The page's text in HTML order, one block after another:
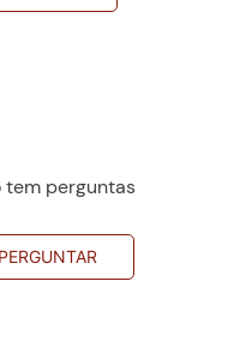
tem perguntas